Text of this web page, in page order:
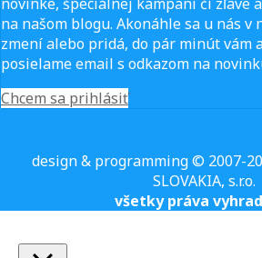
novinke, špeciálnej kampani či zľave
na našom blogu. Akonáhle sa u nás v
zmení alebo pridá, do pár minút vám
posielame email s odkazom na
Chcem sa prihlásiť
design & programming © 2007-
SLOVAKIA, s.r.o.
všetky práva